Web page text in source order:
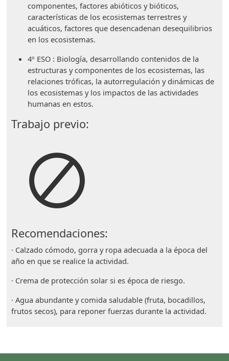
componentes, factores abióticos y bióticos,
características de los ecosistemas terrestres y
acuáticos, factores que desencadenan desequilibrios
en los ecosistemas.
4º ESO : Biología, desarrollando contenidos de la
estructuras y componentes de los ecosistemas, las
relaciones tróficas, la autorregulación y dinámicas de
los ecosistemas y los impactos de las actividades
humanas en estos.
Trabajo previo:
Recomendaciones:
· Calzado cómodo, gorra y ropa adecuada a la época del
año en que se realice la actividad.
· Crema de protección solar si es época de riesgo.
· Agua abundante y comida saludable (fruta, bocadillos,
frutos secos), para reponer fuerzas durante la actividad.